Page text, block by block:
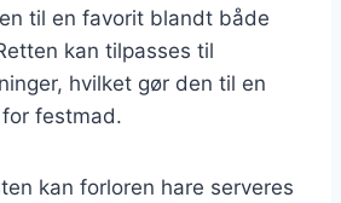
til en favorit blandt både
kan tilpasses til
hvilket gør den til en
festmad.
kan forloren hare serveres